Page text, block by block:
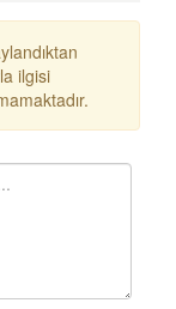
ilgisi